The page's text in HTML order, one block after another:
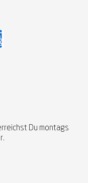
Du montags